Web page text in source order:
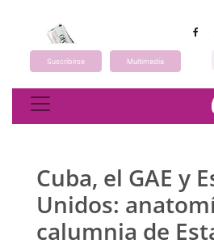
Suscribirse Multimedia
Cuba, el GAE y
Unidos:
calumnia de